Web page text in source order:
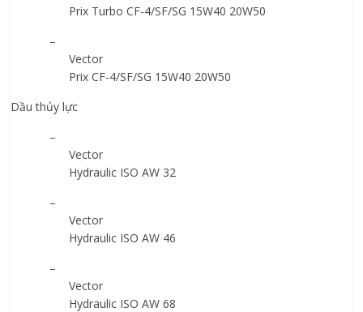
Prix Turbo CF-4/SF/SG 15W40 20W50
–
Vector
Prix CF-4/SF/SG 15W40 20W50
Dầu thủy lực
–
Vector
Hydraulic ISO AW 32
–
Vector
Hydraulic ISO AW 46
–
Vector
Hydraulic ISO AW 68